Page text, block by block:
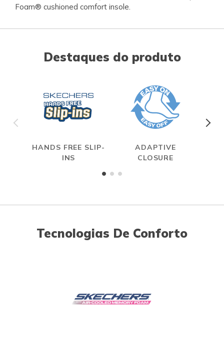
Foam® cushioned comfort insole.
Destaques do produto
HANDS FREE SLIP-
INS
ADAPTIVE
CLOSURE
Tecnologias De Conforto